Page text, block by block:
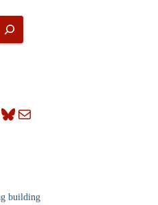
Bluesky E-Mail
building